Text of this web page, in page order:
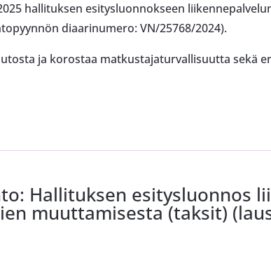
hallituksen esitysluonnokseen
diaarinumero: VN/25768/2024).
ja korostaa matkustajaturvallisuutta sekä
Hallituksen esitysluonnos
muuttamisesta (taksit)